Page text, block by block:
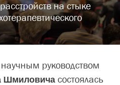
на стыке
руководством
Шмиловича состоялась